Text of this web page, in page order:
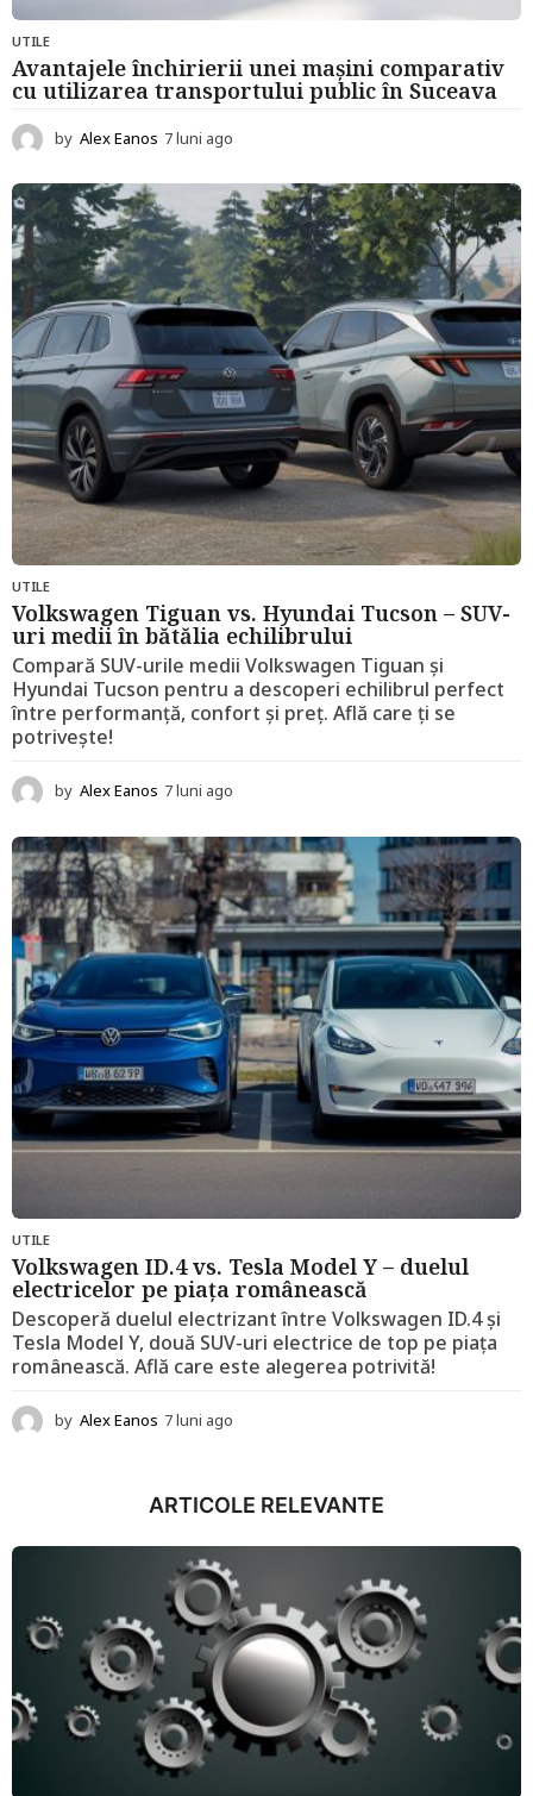
UTILE
Avantajele închirierii unei mașini comparativ
cu utilizarea transportului public în Suceava
by Alex Eanos 7 luni ago
u
n
i
a
g
o
UTILE
Volkswagen Tiguan vs. Hyundai Tucson – SUV-
uri medii în bătălia echilibrului
Compară SUV-urile medii Volkswagen Tiguan și
Hyundai Tucson pentru a descoperi echilibrul perfect
între performanță, confort și preț. Află care ți se
potrivește!
by Alex Eanos 7 luni ago
l
u
n
i
a
g
o
UTILE
Volkswagen ID.4 vs. Tesla Model Y – duelul
electricelor pe piața românească
Descoperă duelul electrizant între Volkswagen ID.4 și
Tesla Model Y, două SUV-uri electrice de top pe piața
românească. Află care este alegerea potrivită!
by Alex Eanos 7 luni ago
n
g
o
ARTICOLE RELEVANTE